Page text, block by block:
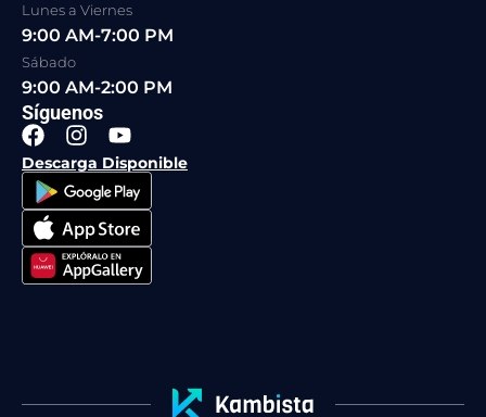
Lunes a Viernes
9:00 AM-7:00 PM
Sábado
9:00 AM-2:00 PM
Síguenos
F
a
c
e
b
o
o
k
I
n
s
t
a
g
r
a
Y
o
u
t
u
b
e
Descarga Disponible